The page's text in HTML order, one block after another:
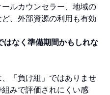
ルカウンセラー、地域の
、外部資源の利用も有効
なく準備期間かもしれな
「負け組」ではありませ
みで評価されにくい感